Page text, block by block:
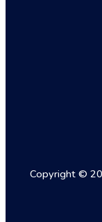
Copyright ©